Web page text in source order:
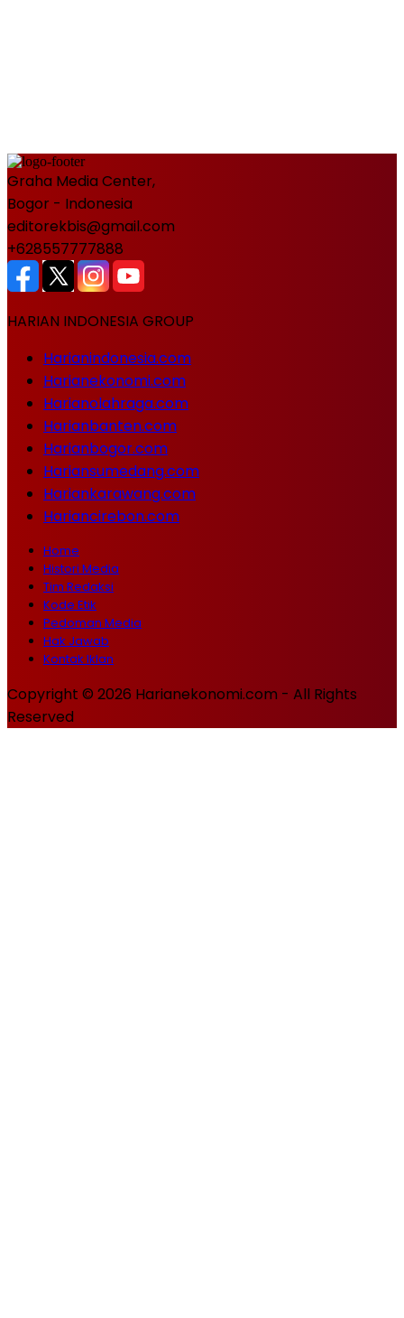
Graha Media Center,
Bogor - Indonesia
editorekbis@gmail.com
+628557777888
HARIAN INDONESIA GROUP
Harianindonesia.com
Harianekonomi.com
Harianolahraga.com
Harianbanten.com
Harianbogor.com
Hariansumedang.com
Hariankarawang.com
Hariancirebon.com
Home
Histori Media
Tim Redaksi
Kode Etik
Pedoman Media
Hak Jawab
Kontak Iklan
Copyright © 2026 Harianekonomi.com - All Rights
Reserved